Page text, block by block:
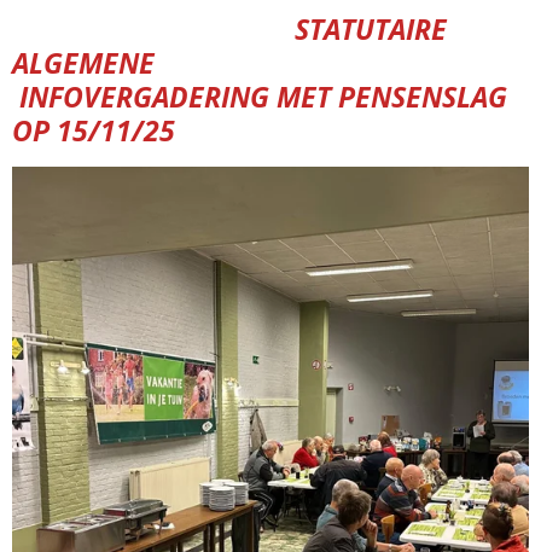
STATUTAIRE
ALGEMENE
INFOVERGADERINGMET PENSENSLAG
OP 15/11/25